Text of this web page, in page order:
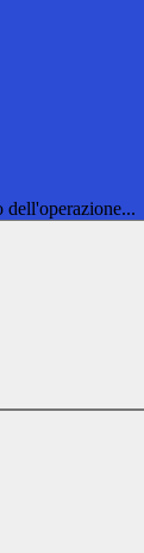
dell'operazione...